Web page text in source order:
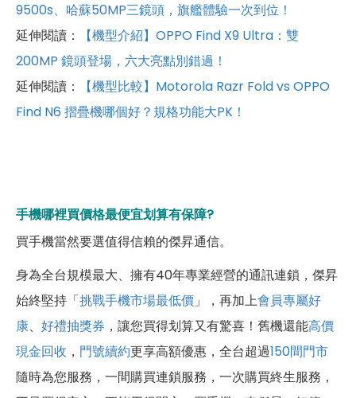
9500s、哈蘇50MP三鏡頭，旗艦體驗一次到位！
延伸閱讀：
【機型介紹】OPPO Find X9 Ultra：雙
200MP 鏡頭登場，六大亮點別錯過！
延伸閱讀：
【機型比較】Motorola Razr Fold vs OPPO
Find N6 摺疊機哪個好？規格功能大PK！
手機哪裡買價格最便宜划算有保障?
買手機當然要選值得信賴的傑昇通信。
身為全台規模最大、擁有40年專業經營的通訊連鎖，傑昇
始終堅持「挑戰手機市場最低價 」，再加上會員專屬好
康、 好禮抽獎券 ，讓您買得划算又有驚喜！舊機還能高價
現金回收 ， 門號續約更享高額優惠，全台超過150間門市
隨時為您服務，一間購買連鎖服務，一次購買終生服務，